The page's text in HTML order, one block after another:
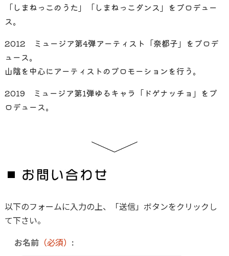
「しまねっこのうた」「しまねっこダンス」をプロデュー
ス。
2012 ミュージア第4弾アーティスト「奈都子」をプロデ
ュース。
山陰を中心にアーティストのプロモーションを行う。
2019 ミュージア第1弾ゆるキャラ「ドゲナッチョ」をプ
ロデュース。
以下のフォームに入力の上、「送信」ボタンをクリックし
て下さい。
お名前 （必須） :